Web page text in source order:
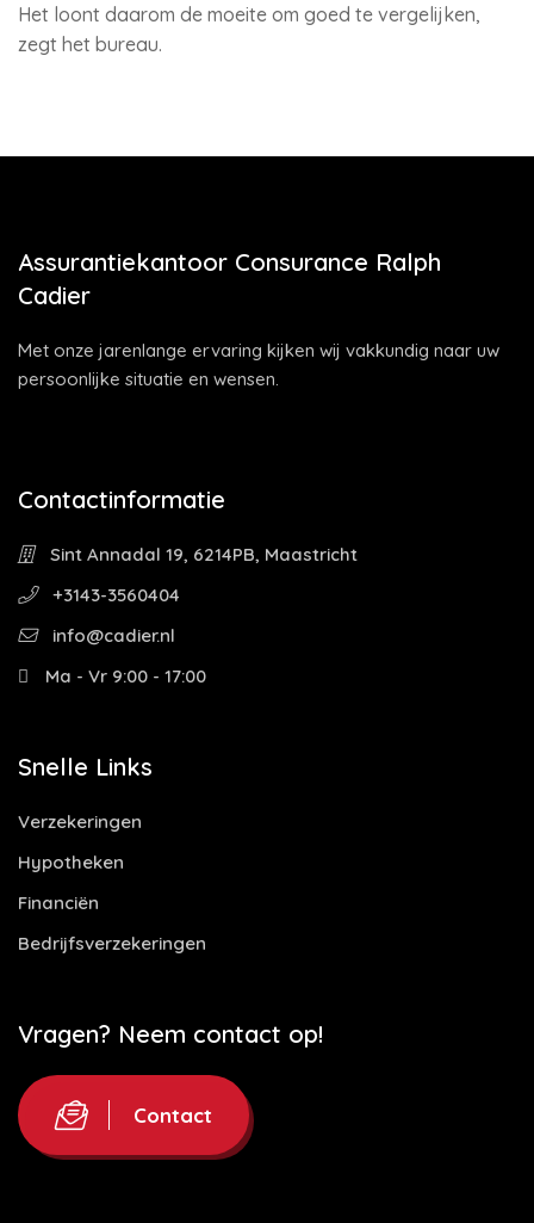
Het loont daarom de moeite om goed te vergelijken,
zegt het bureau.
Assurantiekantoor Consurance Ralph
Cadier
Met onze jarenlange ervaring kijken wij vakkundig naar uw
persoonlijke situatie en wensen.
Contactinformatie
Sint Annadal 19, 6214PB, Maastricht
+3143-3560404
info@cadier.nl
Ma - Vr 9:00 - 17:00
Snelle Links
Verzekeringen
Hypotheken
Financiën
Bedrijfsverzekeringen
Vragen? Neem contact op!
Contact